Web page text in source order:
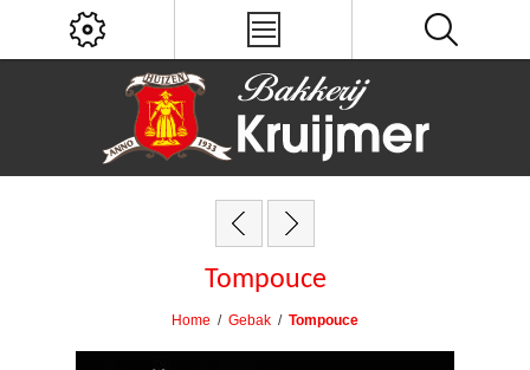
Tompouce
Home / Gebak / Tompouce